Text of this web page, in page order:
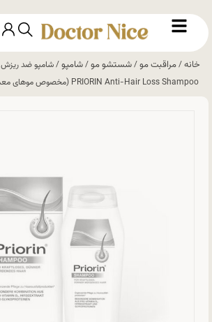
خانه/مراقبت مو/شستشو مو/شامپو/ شامپو ضد ریزش
PRIORIN Anti-Hair Loss Shampoo (مخصوص موهای معمولی خشک و موهای چرب)